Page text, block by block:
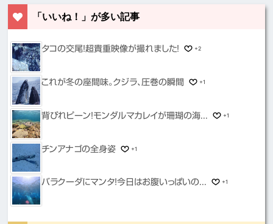
「いいね！」が多い記事
タコの交尾！超貴重映像が撮れました！ +2
これが冬の座間味。クジラ、圧巻の瞬間 +1
背びれピーン！モンダルマカレイが珊瑚の海... +1
チンアナゴの全身姿 +1
バラクーダにマンタ！今日はお腹いっぱいの... +1